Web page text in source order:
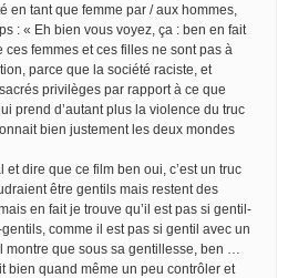
en tant que femme par / aux hommes,
: « Eh bien vous voyez, ça : ben en fait
ces femmes et ces filles ne sont pas à
parce que la société raciste, et
privilèges par rapport à ce que
prend d’autant plus la violence du truc
bien justement les deux mondes
dire que ce film ben oui, c’est un truc
être gentils mais restent des
en fait je trouve qu’il est pas si gentil-
comme il est pas si gentil avec un
montre que sous sa gentillesse, ben …
bien quand même un peu contrôler et